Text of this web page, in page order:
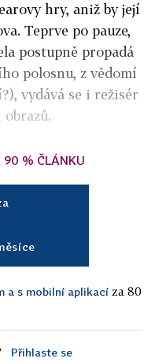
hry, aniž by její
Teprve po pauze,
postupně propadá
polosnu, z vědomí
vydává se i režisér
90 % ČLÁNKU
a s mobilní aplikací za 80
Přihlaste se